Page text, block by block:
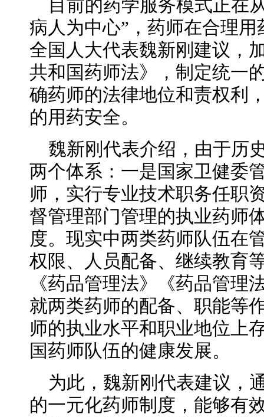
目前的药学服务模式正在
病人为中心”，药师在合理
全国人大代表魏新刚建议，
共和国药师法》，制定统一
确药师的法律地位和责权利
的用药安全。
魏新刚代表介绍，由于历
两个体系：一是国家卫健委
师，实行专业技术职务任职
督管理部门管理的执业药师
度。现实中两类药师队伍在
权限、人员配备、继续教育
《药品管理法》《药品管理
就两类药师的配备、职能等
师的执业水平和职业地位上
国药师队伍的健康发展。
为此，魏新刚代表建议，
的一元化药师制度，能够有